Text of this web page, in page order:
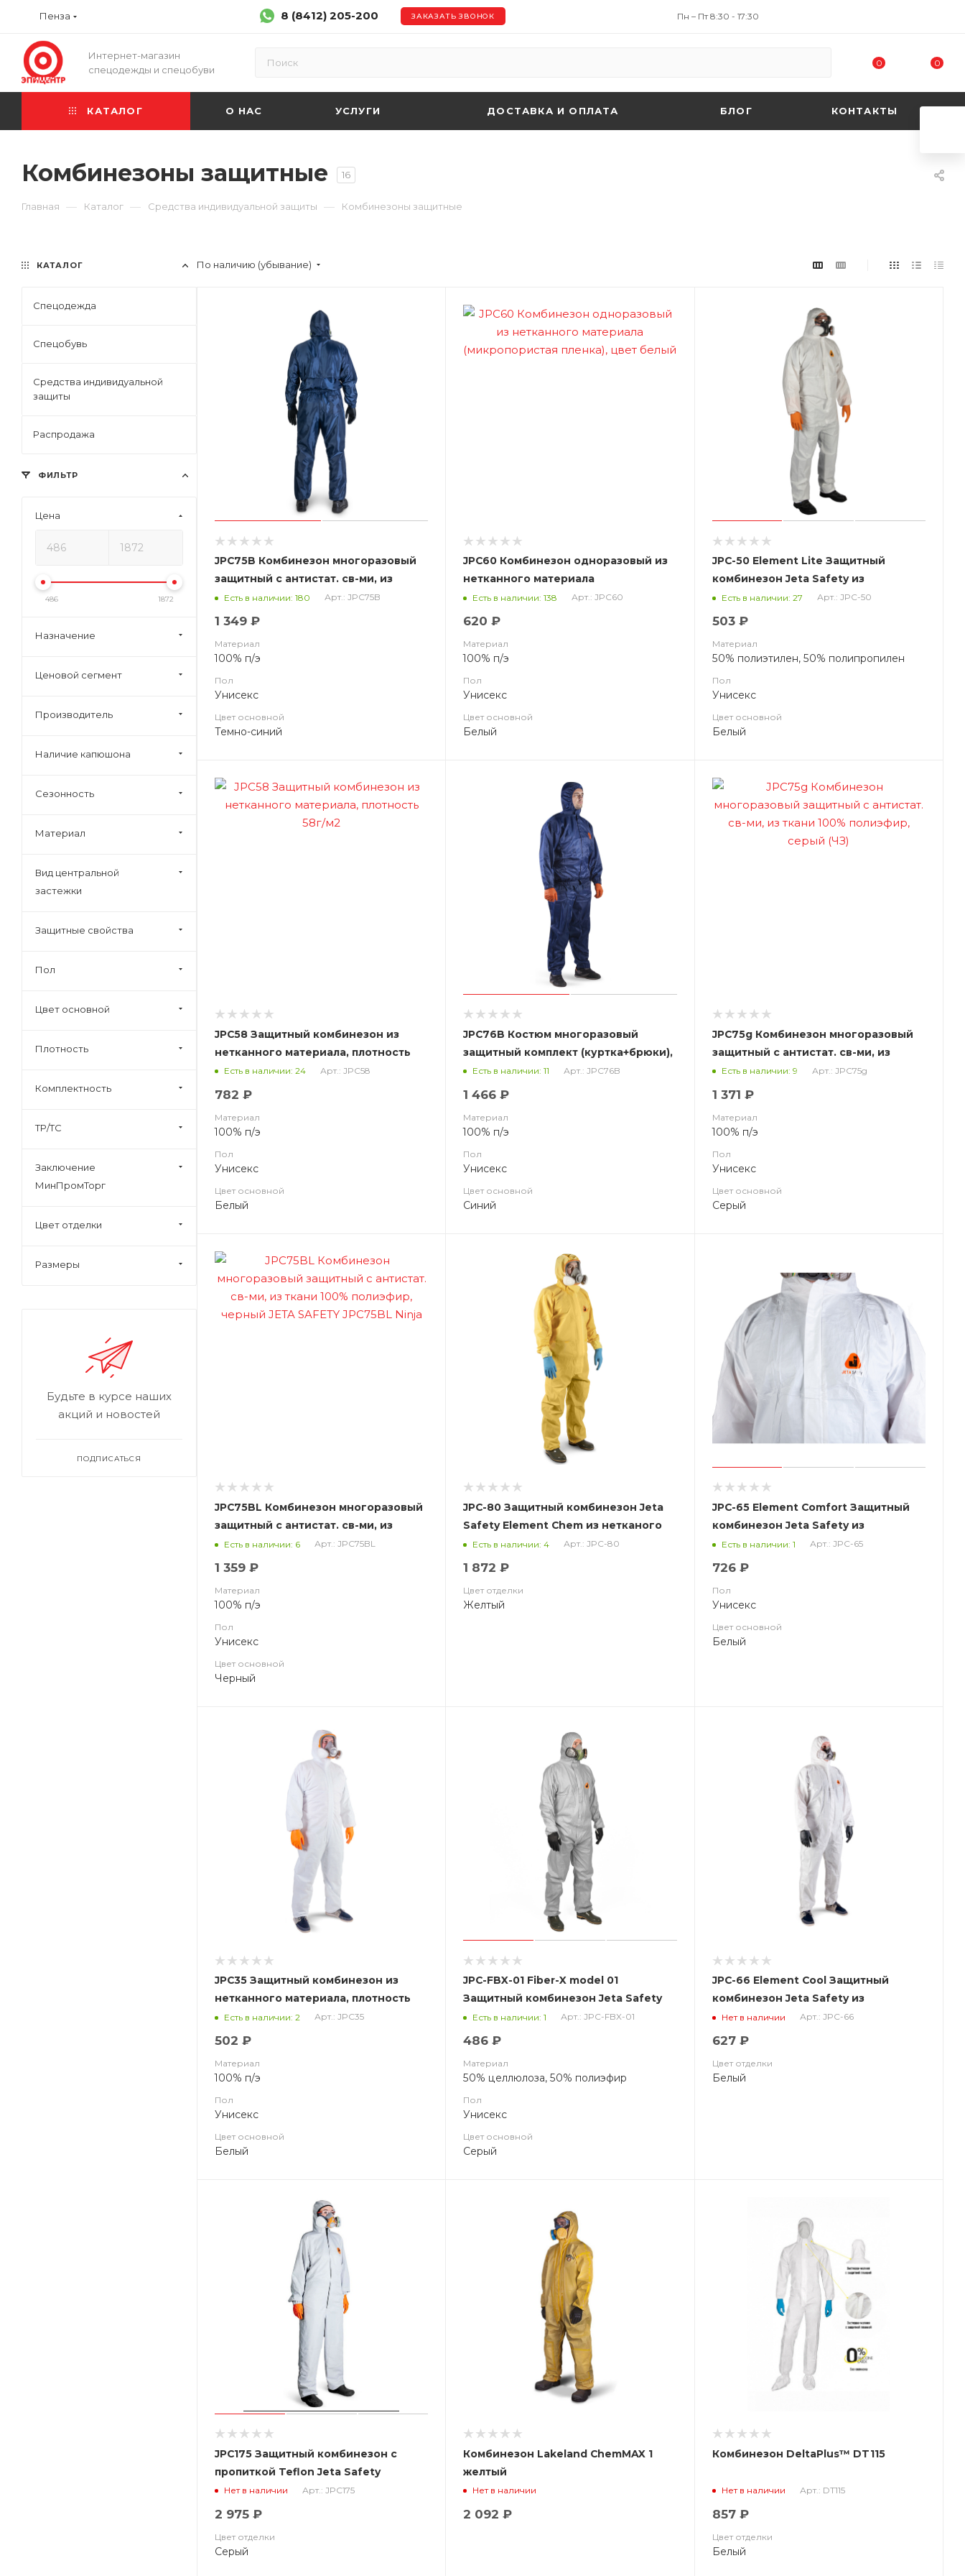
Пенза 8 (8412) 205-200 ЗАКАЗАТЬ ЗВОНОК Пн – Пт 8:30 - 17:30
Интернет-магазин
спецодежды и спецобуви
0 0
КАТАЛОГ О НАС УСЛУГИ ДОСТАВКА И ОПЛАТА БЛОГ КОНТАКТЫ
Комбинезоны защитные 16
Главная — Каталог — Средства индивидуальной защиты — Комбинезоны защитные
По наличию (убывание)
JPC75B Комбинезон многоразовый
защитный с антистат. св-ми, из
ткани 100% полиэфир, синий (ЧЗ)
Есть в наличии: 180 Арт.: JPC75B
1 349 ₽
Материал
100% п/э
Пол
Унисекс
Цвет основной
Темно-синий
JPC60 Комбинезон одноразовый из
нетканного материала
(микропористая пленка), цвет белый
Есть в наличии: 138 Арт.: JPC60
620 ₽
Материал
100% п/э
Пол
Унисекс
Цвет основной
Белый
JPC-50 Element Lite Защитный
комбинезон Jeta Safety из
нетканого материала
(полипропилен, ламинированный
пленка))
Есть в наличии: 27 Арт.: JPC-50
503 ₽
Материал
50% полиэтилен, 50% полипропилен
Пол
Унисекс
Цвет основной
Белый
JPC58 Защитный комбинезон из
нетканного материала, плотность
58г/м2
Есть в наличии: 24 Арт.: JPC58
782 ₽
Материал
100% п/э
Пол
Унисекс
Цвет основной
Белый
JPC76B Костюм многоразовый
защитный комплект (куртка+брюки),
синий
Есть в наличии: 11 Арт.: JPC76B
1 466 ₽
Материал
100% п/э
Пол
Унисекс
Цвет основной
Синий
JPC75g Комбинезон многоразовый
защитный с антистат. св-ми, из
ткани 100% полиэфир, серый (ЧЗ)
Есть в наличии: 9 Арт.: JPC75g
1 371 ₽
Материал
100% п/э
Пол
Унисекс
Цвет основной
Серый
JPC75BL Комбинезон многоразовый
защитный с антистат. св-ми, из
ткани 100% полиэфир, черный JETA
SAFETY JPC75BL Ninja
Есть в наличии: 6 Арт.: JPC75BL
1 359 ₽
Материал
100% п/э
Пол
Унисекс
Цвет основной
Черный
JPC-80 Защитный комбинезон Jeta
Safety Element Chem из нетканого
материала (50% полипропил.,50%
(ЧЗ)
Есть в наличии: 4 Арт.: JPC-80
1 872 ₽
Цвет отделки
Желтый
JPC-65 Element Comfort Защитный
комбинезон Jeta Safety из
нетканого материала
(полипропилен, ламинированный
пленка))
Есть в наличии: 1 Арт.: JPC-65
726 ₽
Пол
Унисекс
Цвет основной
Белый
JPC35 Защитный комбинезон из
нетканного материала, плотность
35г/м2 (ЧЗ)
Есть в наличии: 2 Арт.: JPC35
502 ₽
Материал
100% п/э
Пол
Унисекс
Цвет основной
Белый
JPC-FBX-01 Fiber-X model 01
Защитный комбинезон Jeta Safety
из нетканого материала
Есть в наличии: 1 Арт.: JPC-FBX-01
486 ₽
Материал
50% целлюлоза, 50% полиэфир
Пол
Унисекс
Цвет основной
Серый
JPC-66 Element Cool Защитный
комбинезон Jeta Safety из
нетканого материала MP 65г/м2
(полипропил (ЧЗ
Нет в наличии Арт.: JPC-66
627 ₽
Цвет отделки
Белый
JPC175 Защитный комбинезон с
пропиткой Teflon Jeta Safety
Нет в наличии Арт.: JPC175
2 975 ₽
Цвет отделки
Серый
Комбинезон Lakeland ChemMAX 1
желтый
Нет в наличии
2 092 ₽
Комбинезон DeltaPlus™ DT115
Нет в наличии Арт.: DT115
857 ₽
Цвет отделки
Белый
КАТАЛОГ
Спецодежда
Спецобувь
Средства индивидуальной
защиты
Распродажа
ФИЛЬТР
Цена
486 1872
Назначение
Ценовой сегмент
Производитель
Наличие капюшона
Сезонность
Материал
Вид центральной
застежки
Защитные свойства
Пол
Цвет основной
Плотность
Комплектность
ТР/ТС
Заключение
МинПромТорг
Цвет отделки
Размеры
Будьте в курсе наших
акций и новостей
ПОДПИСАТЬСЯ